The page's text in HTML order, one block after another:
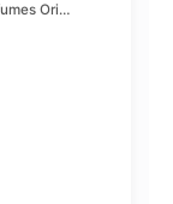
Perfumes Originais